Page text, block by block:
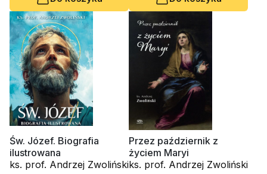
Św. Józef. Biografia
ilustrowana
ks. prof. Andrzej Zwoliński
Przez październik z
życiem Maryi
ks. prof. Andrzej Zwoliński